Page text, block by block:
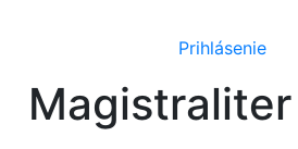
Prihlásenie
Magistraliter